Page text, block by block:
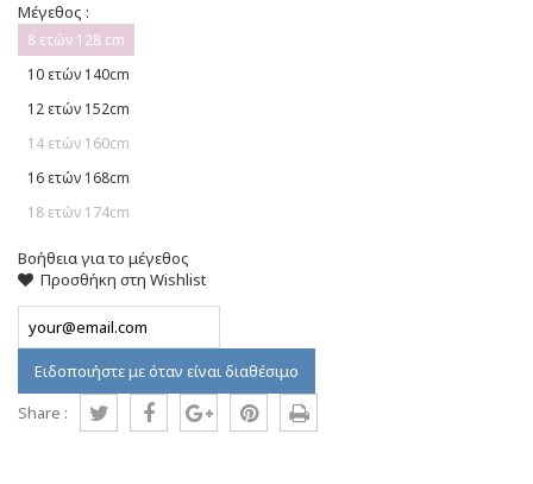
Μέγεθος :
8 ετών 128 cm
10 ετών 140cm
12 ετών 152cm
14 ετών 160cm
16 ετών 168cm
18 ετών 174cm
Βοήθεια για το μέγεθος
Προσθήκη στη Wishlist
Ειδοποιήστε με όταν είναι διαθέσιμο
Share :